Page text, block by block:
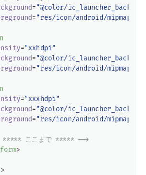
="@color/
="res/icon/android/mipmap-
="xxhdpi"
="@color/
="res/icon/android/mipmap-
="xxxhdpi"
="@color/
="res/icon/android/mipmap-
ここまで ***** -->
>
>